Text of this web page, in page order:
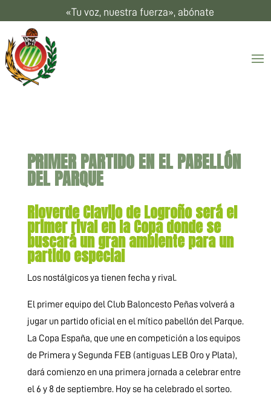
«Tu voz, nuestra fuerza», abónate
PRIMER PARTIDO EN EL PABELLÓN
DEL PARQUE
Rioverde Clavijo de Logroño será el
primer rival en la Copa donde se
buscará un gran ambiente para un
partido especial
Los nostálgicos ya tienen fecha y rival.
El primer equipo del Club Baloncesto Peñas volverá a
jugar un partido oficial en el mítico pabellón del Parque.
La Copa España, que une en competición a los equipos
de Primera y Segunda FEB (antiguas LEB Oro y Plata),
dará comienzo en una primera jornada a celebrar entre
el 6 y 8 de septiembre. Hoy se ha celebrado el sorteo.